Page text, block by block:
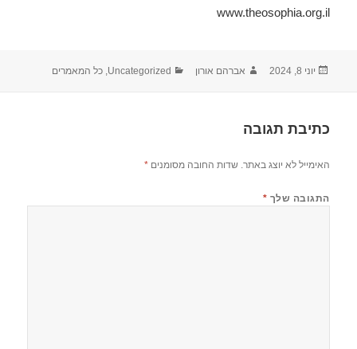
www.theosophia.org.il
פורסם
יוני 8, 2024 מחבר
אברהם אורון קטגוריות
Uncategorized
,כל המאמרים
כתיבת תגובה
האימייל לא יוצג באתר. שדות החובה מסומנים*
התגובה שלך *